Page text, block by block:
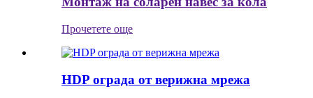
Прочетете още
HDP ограда от верижна мрежа